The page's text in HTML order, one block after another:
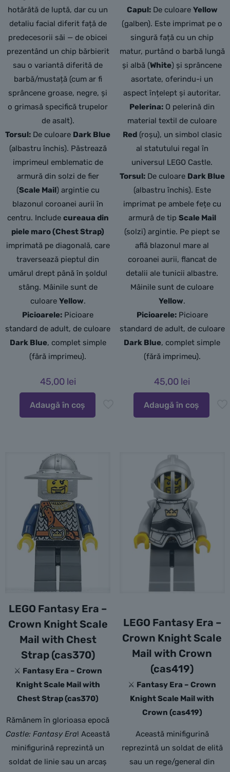
hotărâtă de luptă, dar cu un
detaliu facial diferit față de
predecesorii săi — de obicei
prezentând un chip bărbierit
sau o variantă diferită de
barbă/mustață (cum ar fi
sprâncene groase, negre, și
o grimasă specifică trupelor
de asalt).
Torsul: De culoare Dark Blue
(albastru închis). Păstrează
imprimeul emblematic de
armură din solzi de fier
(Scale Mail) argintie cu
blazonul coroanei aurii în
centru. Include cureaua din
piele maro (Chest Strap)
imprimată pe diagonală, care
traversează pieptul din
umărul drept până în șoldul
stâng. Mâinile sunt de
culoare Yellow.
Picioarele: Picioare
standard de adult, de culoare
Dark Blue, complet simple
(fără imprimeu).
45,00 lei
Adaugă în coș
Capul:De culoare Yellow
(galben). Este imprimat pe o
singură față cu un chip
matur, purtând o barbă lungă
și albă (White) și sprâncene
asortate, oferindu-i un
aspect înțelept și autoritar.
Pelerina: O pelerină din
material textil de culoare
Red(roșu), un simbol clasic
al statutului regal în
universul LEGO Castle.
Torsul:De culoare Dark Blue
(albastru închis). Este
imprimat pe ambele fețe cu
armură de tip Scale Mail
(solzi) argintie. Pe piept se
află blazonul mare al
coroanei aurii, flancat de
detalii ale tunicii albastre.
Mâinile sunt de culoare
Yellow.
Picioarele:Picioare
standard de adult, de culoare
Dark Blue, complet simple
(fără imprimeu).
45,00 lei
Adaugă în coș
LEGO Fantasy Era –
Crown Knight Scale
Mail with Chest
Strap (cas370)
⚔️ Fantasy Era – Crown
Knight Scale Mail with
Chest Strap (cas370)
Rămânem în glorioasa epocă
Castle: Fantasy Era! Această
minifigurină reprezintă un
soldat de linie sau un arcaș
LEGO Fantasy Era –
Crown Knight Scale
Mail with Crown
(cas419)
⚔️ Fantasy Era – Crown
Knight Scale Mail with
Crown (cas419)
Această minifigurină
reprezintă un soldat de elită
sau un rege/general din